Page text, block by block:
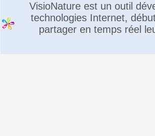
VisioNature est un outil
technologies Internet,
partager en temps réel